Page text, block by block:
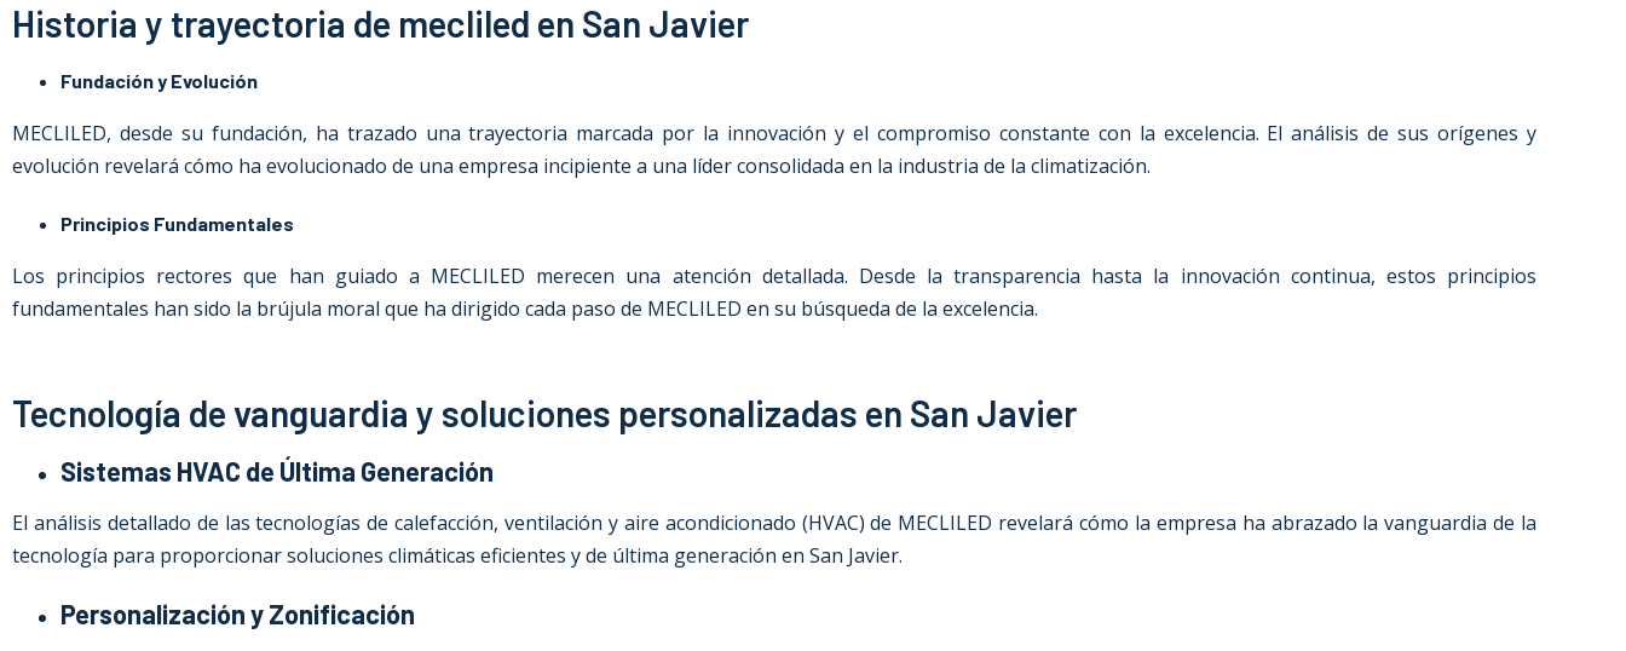
Historia y trayectoria de mecliled en San Javier
Fundación y Evolución
MECLILED, desde su fundación, ha trazado una trayectoria marcada por la innovación y el compromiso constante con la excelencia. El análisis de sus orígenes y
evolución revelará cómo ha evolucionado de una empresa incipiente a una líder consolidada en la industria de la climatización.
Principios Fundamentales
Los principios rectores que han guiado a MECLILED merecen una atención detallada. Desde la transparencia hasta la innovación continua, estos principios
fundamentales han sido la brújula moral que ha dirigido cada paso de MECLILED en su búsqueda de la excelencia.
Tecnología de vanguardia y soluciones personalizadas en San Javier
Sistemas HVAC de Última Generación
El análisis detallado de las tecnologías de calefacción, ventilación y aire acondicionado (HVAC) de MECLILED revelará cómo la empresa ha abrazado la vanguardia de la
tecnología para proporcionar soluciones climáticas eficientes y de última generación en San Javier.
Personalización y Zonificación